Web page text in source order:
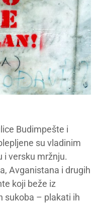
Budimpešte i
su vladinim
i versku mržnju.
Avganistana i drugih
koji beže iz
sukoba – plakati ih